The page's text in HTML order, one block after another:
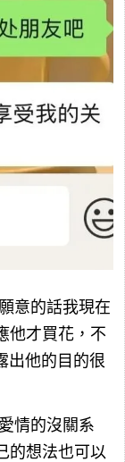
意的話我現在
他才買花，不
出他的目的很
情的沒關系
的想法也可以